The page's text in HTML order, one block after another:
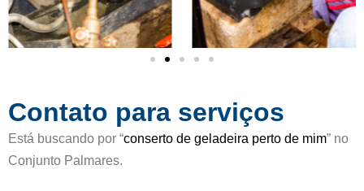
5
d
Contato para serviços
Está buscando por “conserto de geladeira perto de mim” no
Conjunto Palmares.